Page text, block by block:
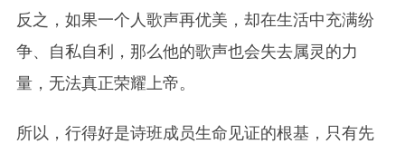
反之，如果一个人歌声再优美，却在生活中充满纷
争、自私自利，那么他的歌声也会失去属灵的力
量，无法真正荣耀上帝。
所以，行得好是诗班成员生命见证的根基，只有先